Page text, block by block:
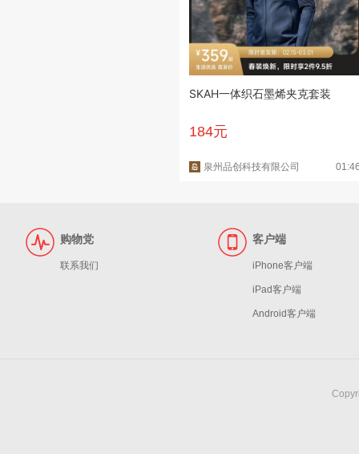
SKAH一体织石墨烯夹克套装
184元
泉州品创科技有限公司
购物党
联系我们
客户端
iPhone客户端
iPad客户端
Android客户端